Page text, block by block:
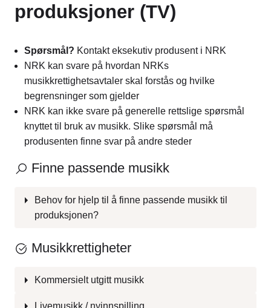
produksjoner (TV)
Spørsmål? Kontakt eksekutiv produsent i NRK
NRK kan svare på hvordan NRKs
musikkrettighetsavtaler skal forstås og hvilke
begrensninger som gjelder
NRK kan ikke svare på generelle rettslige spørsmål
knyttet til bruk av musikk. Slike spørsmål må
produsenten finne svar på andre steder
Finne passende musikk
Behov for hjelp til å finne passende musikk til
produksjonen?
Musikkrettigheter
Kommersielt utgitt musikk